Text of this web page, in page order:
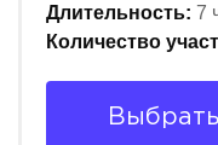
Длительность: 7
Количество